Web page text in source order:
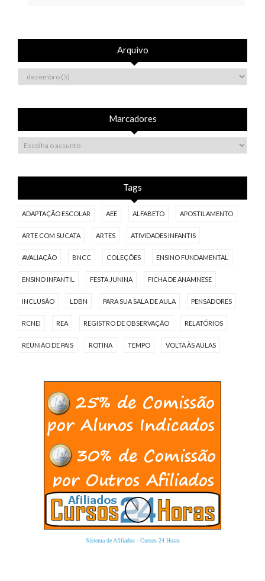
Arquivo
Marcadores
Tags
ADAPTAÇÃO ESCOLAR AEE ALFABETO APOSTILAMENTO
ARTE COM SUCATA ARTES ATIVIDADES INFANTIS
AVALIAÇÃO BNCC COLEÇÕES ENSINO FUNDAMENTAL
ENSINO INFANTIL FESTA JUNINA FICHA DE ANAMNESE
INCLUSÃO LDBN PARA SUA SALA DE AULA PENSADORES
RCNEI REA REGISTRO DE OBSERVAÇÃO RELATÓRIOS
REUNIÃO DE PAIS ROTINA TEMPO VOLTA ÀS AULAS
Sistema de Afiliados- Cursos 24 Horas